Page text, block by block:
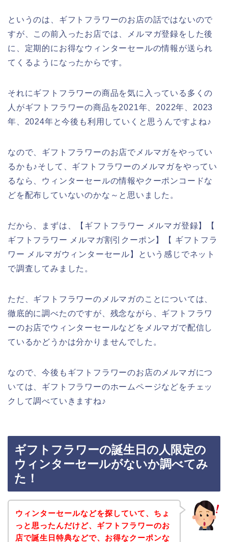
というのは、ギフトフラワーのお店の話ではないので
すが、この前入ったお店では、メルマガ登録をした後
に、定期的にお得なウィンターセールの情報が送られ
てくるようになったからです。
それにギフトフラワーの商品を気に入っている多くの
人がギフトフラワーの商品を2021年、2022年、2023
年、2024年と今後も利用していくと思うんですよね♪
なので、ギフトフラワーのお店でメルマガをやってい
るかも♪そして、ギフトフラワーのメルマガをやってい
るなら、ウィンターセールの情報やクーポンコードな
どを配布していないのかな～と思いました。
だから、まずは、【ギフトフラワー メルマガ登録】【
ギフトフラワー メルマガ割引クーポン】【 ギフトフラ
ワー メルマガウィンターセール】という感じでネット
で調査してみました。
ただ、ギフトフラワーのメルマガのことについては、
徹底的に調べたのですが、残念ながら、ギフトフラワ
ーのお店でウィンターセールなどをメルマガで配信し
ているかどうかは分かりませんでした。
なので、今後もギフトフラワーのお店のメルマガにつ
いては、ギフトフラワーのホームページなどをチェッ
クして調べていきますね♪
ギフトフラワーの誕生日の人限定の
ウィンターセールがないか調べてみ
た！
ウィンターセールなどを探していて、ちょ
っと思ったんだけど、ギフトフラワーのお
店で誕生日特典などで、お得なクーポンな